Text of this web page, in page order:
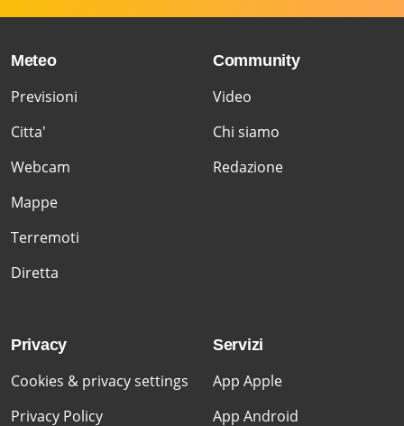
Meteo
Previsioni
Citta'
Webcam
Mappe
Terremoti
Diretta
Community
Video
Chi siamo
Redazione
Privacy
Cookies & privacy settings
Privacy Policy
Servizi
App Apple
App Android